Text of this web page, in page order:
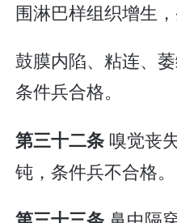
围淋巴样组织增生，
鼓膜内陷、粘连、
条件兵合格。
第三十二条 嗅觉丧
钝，条件兵不合格。